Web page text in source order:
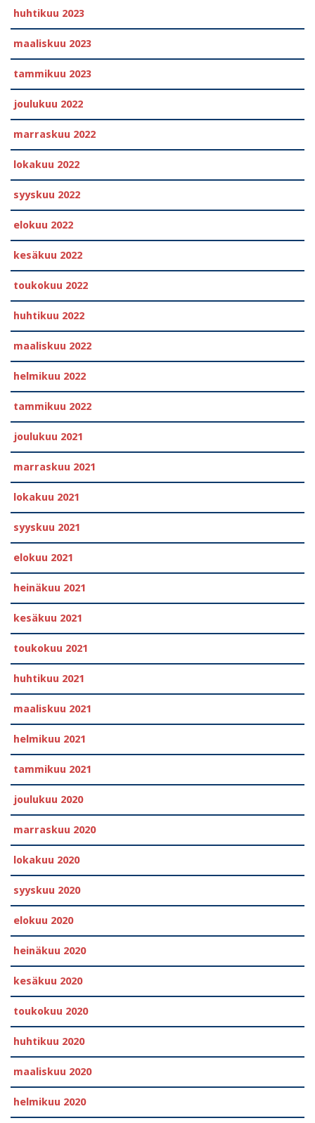
huhtikuu 2023
maaliskuu 2023
tammikuu 2023
joulukuu 2022
marraskuu 2022
lokakuu 2022
syyskuu 2022
elokuu 2022
kesäkuu 2022
toukokuu 2022
huhtikuu 2022
maaliskuu 2022
helmikuu 2022
tammikuu 2022
joulukuu 2021
marraskuu 2021
lokakuu 2021
syyskuu 2021
elokuu 2021
heinäkuu 2021
kesäkuu 2021
toukokuu 2021
huhtikuu 2021
maaliskuu 2021
helmikuu 2021
tammikuu 2021
joulukuu 2020
marraskuu 2020
lokakuu 2020
syyskuu 2020
elokuu 2020
heinäkuu 2020
kesäkuu 2020
toukokuu 2020
huhtikuu 2020
maaliskuu 2020
helmikuu 2020